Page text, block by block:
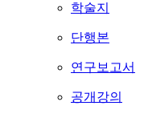
학술지
단행본
연구보고서
공개강의